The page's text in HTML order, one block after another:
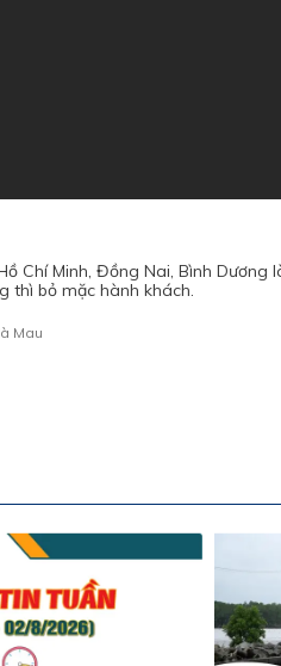
Chí Minh, Đồng Nai, Bình
thì bỏ mặc hành khách.
Mau